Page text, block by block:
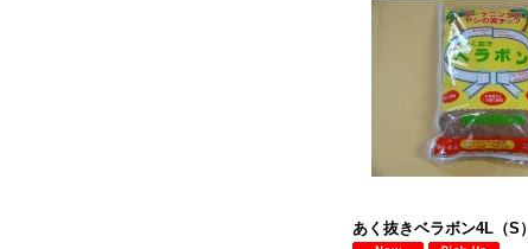
あく抜きベラボン4L（S）